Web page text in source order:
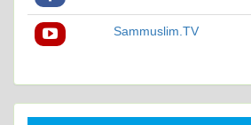
Sammuslim.TV